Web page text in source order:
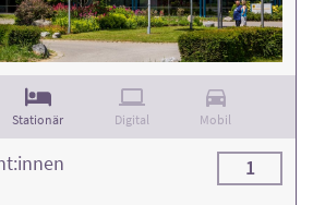
Stationär Digital Mobil
1